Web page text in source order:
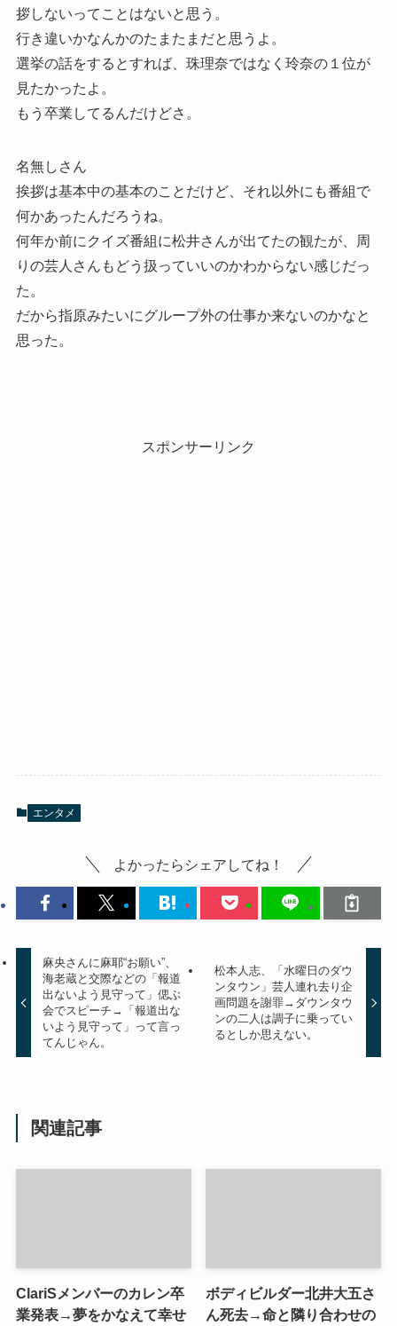
拶しないってことはないと思う。
行き違いかなんかのたまたまだと思うよ。
選挙の話をするとすれば、珠理奈ではなく玲奈の１位が
見たかったよ。
もう卒業してるんだけどさ。
名無しさん
挨拶は基本中の基本のことだけど、それ以外にも番組で
何かあったんだろうね。
何年か前にクイズ番組に松井さんが出てたの観たが、周
りの芸人さんもどう扱っていいのかわからない感じだっ
た。
だから指原みたいにグループ外の仕事か来ないのかなと
思った。
スポンサーリンク
エンタメ
よかったらシェアしてね！
麻央さんに麻耶“お願い”、
海老蔵と交際などの「報道
出ないよう見守って」偲ぶ
会でスピーチ→「報道出な
いよう見守って」って言っ
てんじゃん。
松本人志、「水曜日のダウ
ンタウン」芸人連れ去り企
画問題を謝罪→ダウンタウ
ンの二人は調子に乗ってい
るとしか思えない。
関連記事
ClariSメンバーのカレン卒
業発表→夢をかなえて幸せ
ボディビルダー北井大五さ
ん死去→命と隣り合わせの